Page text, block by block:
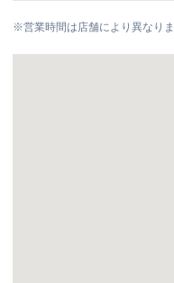
※営業時間は店舗により異なりま